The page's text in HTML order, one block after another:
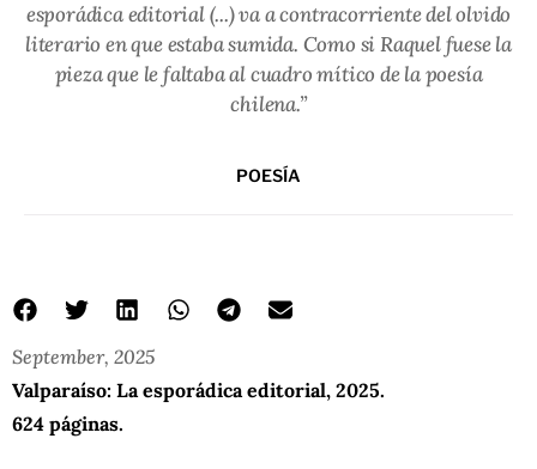
esporádica editorial (...) va a contracorriente del olvido
literario en que estaba sumida. Como si Raquel fuese la
pieza que le faltaba al cuadro mítico de la poesía
chilena.”
POESÍA
September, 2025
Valparaíso: La esporádica editorial, 2025.
624 páginas.